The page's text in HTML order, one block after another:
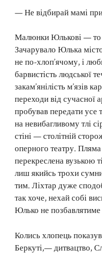
— Не відбирай мамі
Малюнки Юлькові — то
Зачарувало Юлька
не по-хлоп’ячому, і
барвистість людської
закам’янілість м’язів
переходи від сучасної
пробував передати усе
на невибагливому тлі
стіні — столітній
оперного театру. Пляма
перекреслена вузькою
лиш якийсь трохи
тим. Ліхтар дуже
так хоче, нехай собі
Юлько не
Колись хлопець
Беркуті,— дитвацтво,